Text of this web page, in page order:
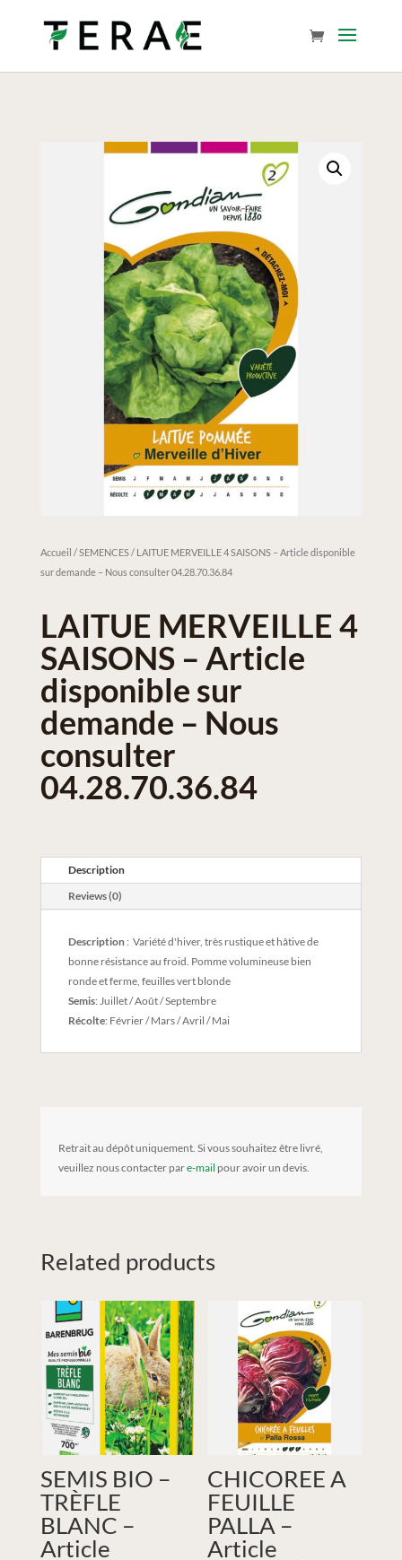
Accueil /SEMENCES/ LAITUE MERVEILLE 4 SAISONS – Article disponible
sur demande – Nous consulter 04.28.70.36.84
LAITUE MERVEILLE 4
SAISONS – Article
disponible sur
demande – Nous
consulter
04.28.70.36.84
Description
Reviews (0)
Description: Variété d'hiver, très rustique et hâtive de
bonne résistance au froid. Pomme volumineuse bien
ronde et ferme, feuilles vert blonde
Semis: Juillet / Août / Septembre
Récolte: Février / Mars / Avril / Mai
Retrait au dépôt uniquement. Si vous souhaitez être livré,
veuillez nous contacter pare-mail pour avoir un devis.
Related products
SEMIS BIO –
TRÈFLE
BLANC –
Article
CHICOREE A
FEUILLE
PALLA –
Article